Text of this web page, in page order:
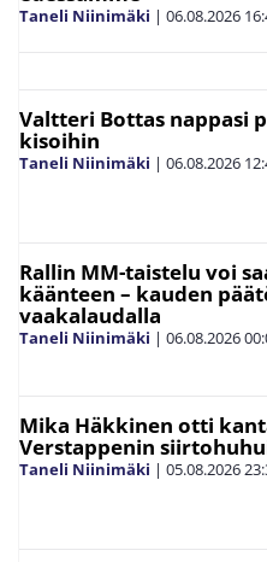
Taneli Niinimäki | 06.08.2026
Valtteri Bottas nappasi
kisoihin
Taneli Niinimäki | 06.08.2026
Rallin MM-taistelu voi
käänteen – kauden
vaakalaudalla
Taneli Niinimäki | 06.08.2026
Mika Häkkinen otti
Verstappenin
Taneli Niinimäki | 05.08.2026